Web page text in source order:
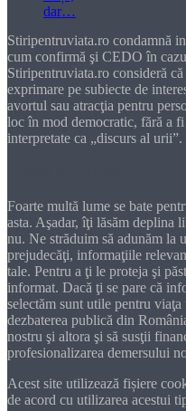
Stiripentruviata.ro condamnă
cum confirmă şi CEDO în
Stiripentruviata.ro consideră
exprimare pe subiecte de
avortul sau atracţia pentru
loc în mod democratic, fără a
interpretate ca „discurs al urii”.
Foarte multă lume se bate
asta. Aşadar, îţi lăsăm deplina
nu. Ne străduim să adunăm la
prejudecăţi, informaţiile
tale. Pentru a ţi le proteja şi
informat. Dacă ţi se pare că
selectăm sunt utile pentru
dezbaterea publică din
nostru şi altora şi să susţii
profesionalizarea demersului
Acest site utilizează fișiere
de acord cu utilizarea acestui